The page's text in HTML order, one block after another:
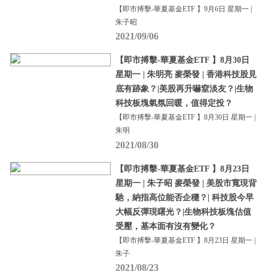
【即市搏擊-華夏基金ETF 】9月6日 星期一 |
朱子昭
2021/09/06
【即市搏擊-華夏基金ETF 】8月30日
星期一 | 朱明亮 麥榮發 | 香港科技股見
底有跡象？|美股再升嚇窒淡友？|生物
科技板塊氣氛回暖，值得定投？
【即市搏擊-華夏基金ETF 】8月30日 星期一 |
朱明
2021/08/30
【即市搏擊-華夏基金ETF 】8月23日
星期一 | 朱子昭 麥榮發 | 美股市寬現背
馳，納指高位能否企穩？| 科技股今早
大幅反彈現曙光？|生物科技板塊估值
受壓，基本面有沒有變化？
【即市搏擊-華夏基金ETF 】8月23日 星期一 |
朱子
2021/08/23